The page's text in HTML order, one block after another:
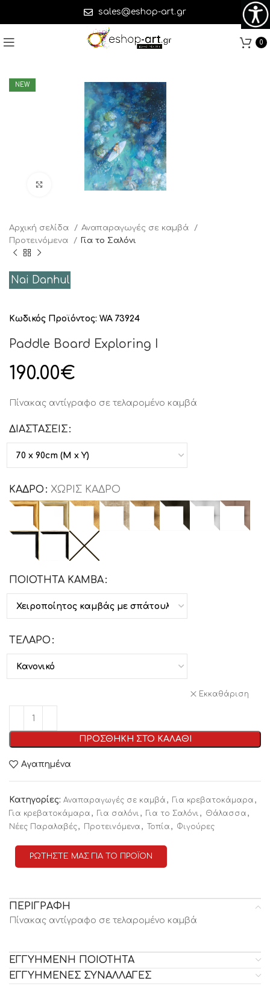
sales@eshop-art.gr
0
NEW
Click to enlarge
Αρχική σελίδα
Αναπαραγωγές σε καμβά
Προτειvόμενα
Για το Σαλόνι
Nai Danhul
Κωδικός Προϊόντος: WA 73924
Paddle Board Exploring I
190.00€
Πίνακας αντίγραφο σε τελαρομένο καμβά
ΔΙΑΣΤΑΣΕΙΣ
ΚΑΔΡΟ ΧΩΡΙΣ ΚΑΔΡΟ
ΠΟΙΟΤΗΤΑ ΚΑΜΒΑ
ΤΕΛΑΡΟ
Εκκαθάριση
ΠΡΟΣΘΗΚΗ ΣΤΟ ΚΑΛΑΘΙ
Αγαπημένα
Κατηγορίες: Αναπαραγωγές σε καμβά , Για κρεβατοκάμαρα ,
Για κρεβατοκάμαρα , Για σαλόνι , Για το Σαλόνι , Θάλασσα ,
Νέες Παραλαβές, Προτειvόμενα , Τοπία , Φιγούρες
ΡΩΤΗΣΤΕ ΜΑΣ ΓΙΑ ΤΟ ΠΡΟΪΟΝ
ΠΕΡΙΓΡΑΦΗ
Πίνακας αντίγραφο σε τελαρομένο καμβά
ΕΓΓΥΗΜΕΝΗ ΠΟΙΟΤΗΤΑ
ΕΓΓΥΗΜΕΝΕΣ ΣΥΝΑΛΛΑΓΕΣ